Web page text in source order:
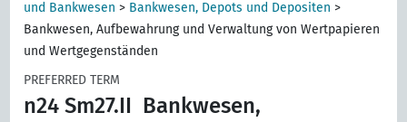
und Bankwesen > Bankwesen, Depots und Depositen >
Bankwesen, Aufbewahrung und Verwaltung von Wertpapieren
und Wertgegenständen
PREFERRED TERM
n24 Sm27.II Bankwesen,